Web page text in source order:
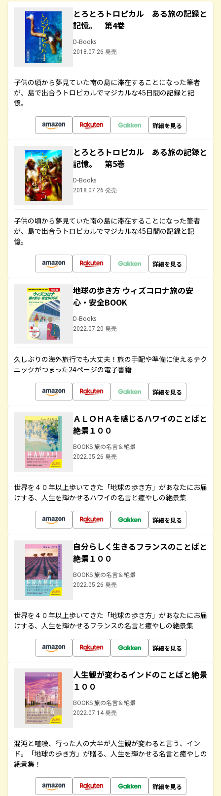
とろとろトロピカル ある旅の記録と
記憶。 第4巻
D-Books
2018.07.26 発売
子供の頃から夢見ていた南の島に滞在することになった筆者
が、島で出合うトロピカルでマジカルな45日間の記録と記
憶。
詳細を見る
とろとろトロピカル ある旅の記録と
記憶。 第5巻
D-Books
2018.07.26 発売
子供の頃から夢見ていた南の島に滞在することになった筆者
が、島で出合うトロピカルでマジカルな45日間の記録と記
憶。
詳細を見る
地球の歩き方 ウィズコロナ旅の安
心・安全BOOK
D-Books
2022.07.20 発売
久しぶりの海外旅行でも大丈夫！旅の手配や準備に使えるテク
ニックがつまった24ページの電子書籍
詳細を見る
ＡＬＯＨＡを感じるハワイのことばと
絶景１００
BOOKS 旅の名言＆絶景
2022.05.26 発売
世界を４０年以上歩いてきた「地球の歩き方」があなたにお届
けする、人生を輝かせるハワイの名言と癒やしの絶景集
詳細を見る
自分らしく生きるフランスのことばと
絶景１００
BOOKS 旅の名言＆絶景
2022.05.26 発売
世界を４０年以上歩いてきた「地球の歩き方」があなたにお届
けする、人生を輝かせるフランスの名言と癒やしの絶景集
詳細を見る
人生観が変わるインドのことばと絶景
１００
BOOKS 旅の名言＆絶景
2022.07.14 発売
混沌と喧噪、行った人の大半が人生観が変わると言う、イン
ド。「地球の歩き方」が贈る、人生を輝かせる名言と癒やしの
絶景集！
詳細を見る